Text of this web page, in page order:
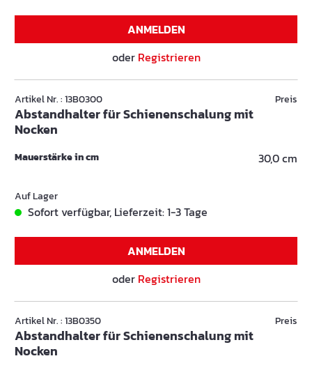
ANMELDEN
oder Registrieren
Artikel Nr. : 13B0300
Abstandhalter für Schienenschalung mit
Nocken
Preis
Mauerstärke in cm 30,0 cm
Auf Lager
Sofort verfügbar, Lieferzeit: 1-3 Tage
ANMELDEN
oder Registrieren
Artikel Nr. : 13B0350
Abstandhalter für Schienenschalung mit
Nocken
Preis